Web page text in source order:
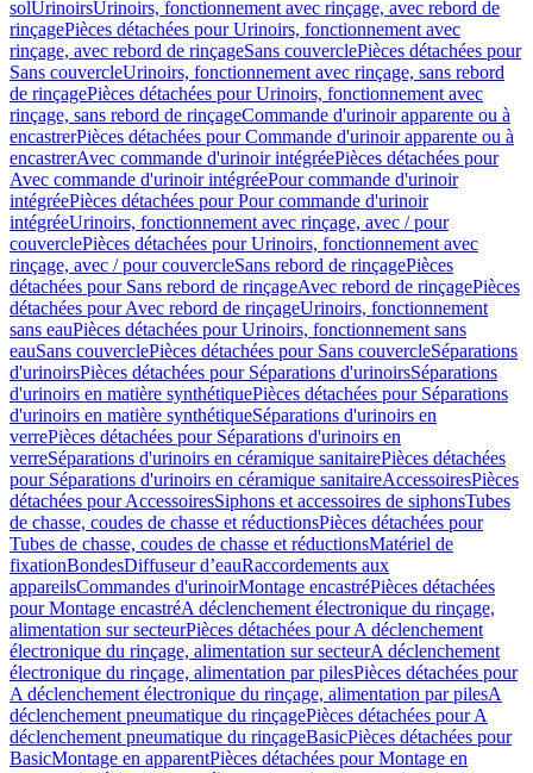
solUrinoirsUrinoirs, fonctionnement avec rinçage, avec rebord de
rinçagePièces détachées pour Urinoirs, fonctionnement avec
rinçage, avec rebord de rinçageSans couverclePièces détachées pour
Sans couvercleUrinoirs, fonctionnement avec rinçage, sans rebord
de rinçagePièces détachées pour Urinoirs, fonctionnement avec
rinçage, sans rebord de rinçageCommande d'urinoir apparente ou à
encastrerPièces détachées pour Commande d'urinoir apparente ou à
encastrerAvec commande d'urinoir intégréePièces détachées pour
Avec commande d'urinoir intégréePour commande d'urinoir
intégréePièces détachées pour Pour commande d'urinoir
intégréeUrinoirs, fonctionnement avec rinçage, avec / pour
couverclePièces détachées pour Urinoirs, fonctionnement avec
rinçage, avec / pour couvercleSans rebord de rinçagePièces
détachées pour Sans rebord de rinçageAvec rebord de rinçagePièces
détachées pour Avec rebord de rinçageUrinoirs, fonctionnement
sans eauPièces détachées pour Urinoirs, fonctionnement sans
eauSans couverclePièces détachées pour Sans couvercleSéparations
d'urinoirsPièces détachées pour Séparations d'urinoirsSéparations
d'urinoirs en matière synthétiquePièces détachées pour Séparations
d'urinoirs en matière synthétiqueSéparations d'urinoirs en
verrePièces détachées pour Séparations d'urinoirs en
verreSéparations d'urinoirs en céramique sanitairePièces détachées
pour Séparations d'urinoirs en céramique sanitaireAccessoiresPièces
détachées pour AccessoiresSiphons et accessoires de siphonsTubes
de chasse, coudes de chasse et réductionsPièces détachées pour
Tubes de chasse, coudes de chasse et réductionsMatériel de
fixationBondesDiffuseur d’eauRaccordements aux
appareilsCommandes d'urinoirMontage encastréPièces détachées
pour Montage encastréA déclenchement électronique du rinçage,
alimentation sur secteurPièces détachées pour A déclenchement
électronique du rinçage, alimentation sur secteurA déclenchement
électronique du rinçage, alimentation par pilesPièces détachées pour
A déclenchement électronique du rinçage, alimentation par pilesA
déclenchement pneumatique du rinçagePièces détachées pour A
déclenchement pneumatique du rinçageBasicPièces détachées pour
BasicMontage en apparentPièces détachées pour Montage en